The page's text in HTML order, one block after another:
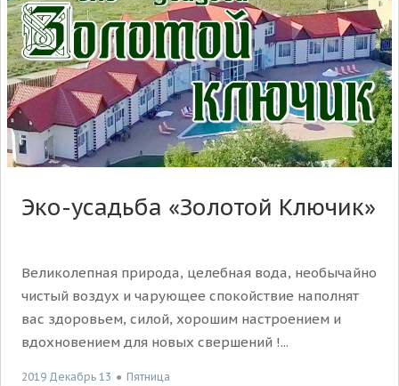
Эко-усадьба «Золотой Ключик»
Великолепная природа, целебная вода, необычайно
чистый воздух и чарующее спокойствие наполнят
вас здоровьем, силой, хорошим настроением и
вдохновением для новых свершений !...
2019 Декабрь 13 ● Пятница